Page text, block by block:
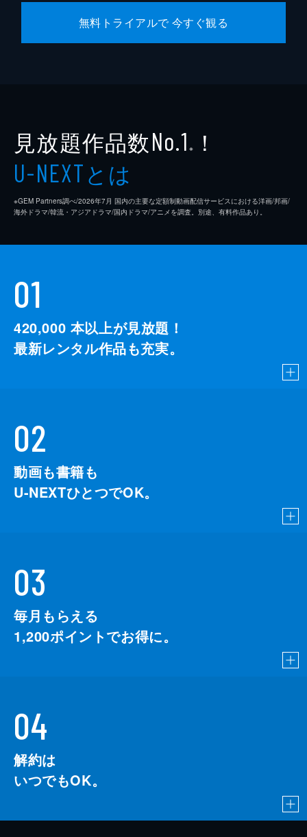
無料トライアルで 今すぐ観る
見放題作品数No.1 ※ ！
U-NEXTとは
※GEM Partners調べ/2026年7⽉ 国内の主要な定額制動画配信サービスにおける洋画/邦画/
海外ドラマ/韓流・アジアドラマ/国内ドラマ/アニメを調査。別途、有料作品あり。
01
420,000 本以上が見放題！
最新レンタル作品も充実。
02
動画も書籍も
U-NEXTひとつでOK。
03
毎月もらえる
1,200ポイントでお得に。
04
解約は
いつでもOK。